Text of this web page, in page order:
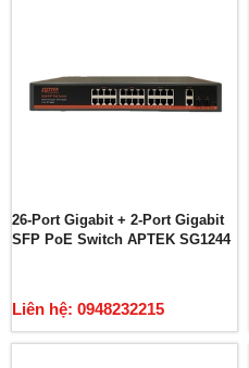
26-Port Gigabit + 2-Port Gigabit
SFP PoE Switch APTEK SG1244
Liên hệ: 0948232215